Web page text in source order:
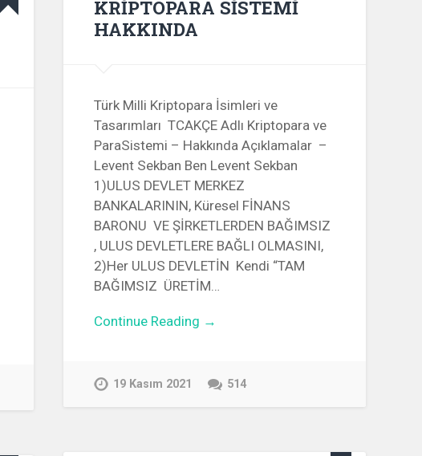
KRİPTOPARA SİSTEMİ
HAKKINDA
Türk Milli Kriptopara İsimleri ve
Tasarımları TCAKÇE Adlı Kriptopara ve
ParaSistemi – Hakkında Açıklamalar –
Levent Sekban Ben Levent Sekban
1)ULUS DEVLET MERKEZ
BANKALARININ, Küresel FİNANS
BARONU VE ŞİRKETLERDEN BAĞIMSIZ
, ULUS DEVLETLERE BAĞLI OLMASINI,
2)Her ULUS DEVLETİN Kendi “TAM
BAĞIMSIZ ÜRETİM…
Continue Reading →
19 Kasım 2021 514